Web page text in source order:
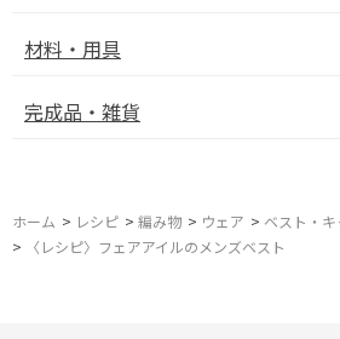
材料・用具
完成品・雑貨
ホーム > レシピ > 編み物 > ウェア > ベスト・
>
〈レシピ〉フェアアイルのメンズベスト